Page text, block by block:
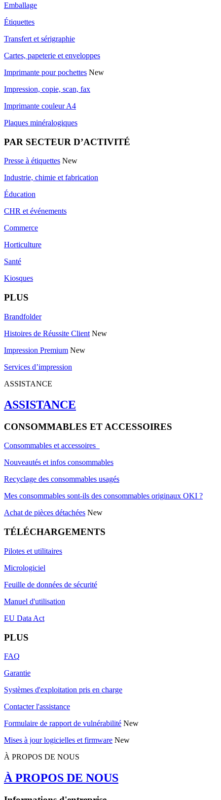
Emballage
Étiquettes
Transfert et sérigraphie
Cartes, papeterie et enveloppes
Imprimante pour pochettes New
Impression, copie, scan, fax
Imprimante couleur A4
Plaques minéralogiques
PAR SECTEUR D’ACTIVITÉ
Presse à étiquettes New
Industrie, chimie et fabrication
Éducation
CHR et événements
Commerce
Horticulture
Santé
Kiosques
PLUS
Brandfolder
Histoires de Réussite Client New
Impression Premium New
Services d’impression
ASSISTANCE
ASSISTANCE
CONSOMMABLES ET ACCESSOIRES
Consommables et accessoires
Nouveautés et infos consommables
Recyclage des consommables usagés
Mes consommables sont-ils des consommables originaux OKI ?
Achat de pièces détachées New
TÉLÉCHARGEMENTS
Pilotes et utilitaires
Micrologiciel
Feuille de données de sécurité
Manuel d'utilisation
EU Data Act
PLUS
FAQ
Garantie
Systèmes d'exploitation pris en charge
Contacter l'assistance
Formulaire de rapport de vulnérabilité New
Mises à jour logicielles et firmware New
À PROPOS DE NOUS
À PROPOS DE NOUS